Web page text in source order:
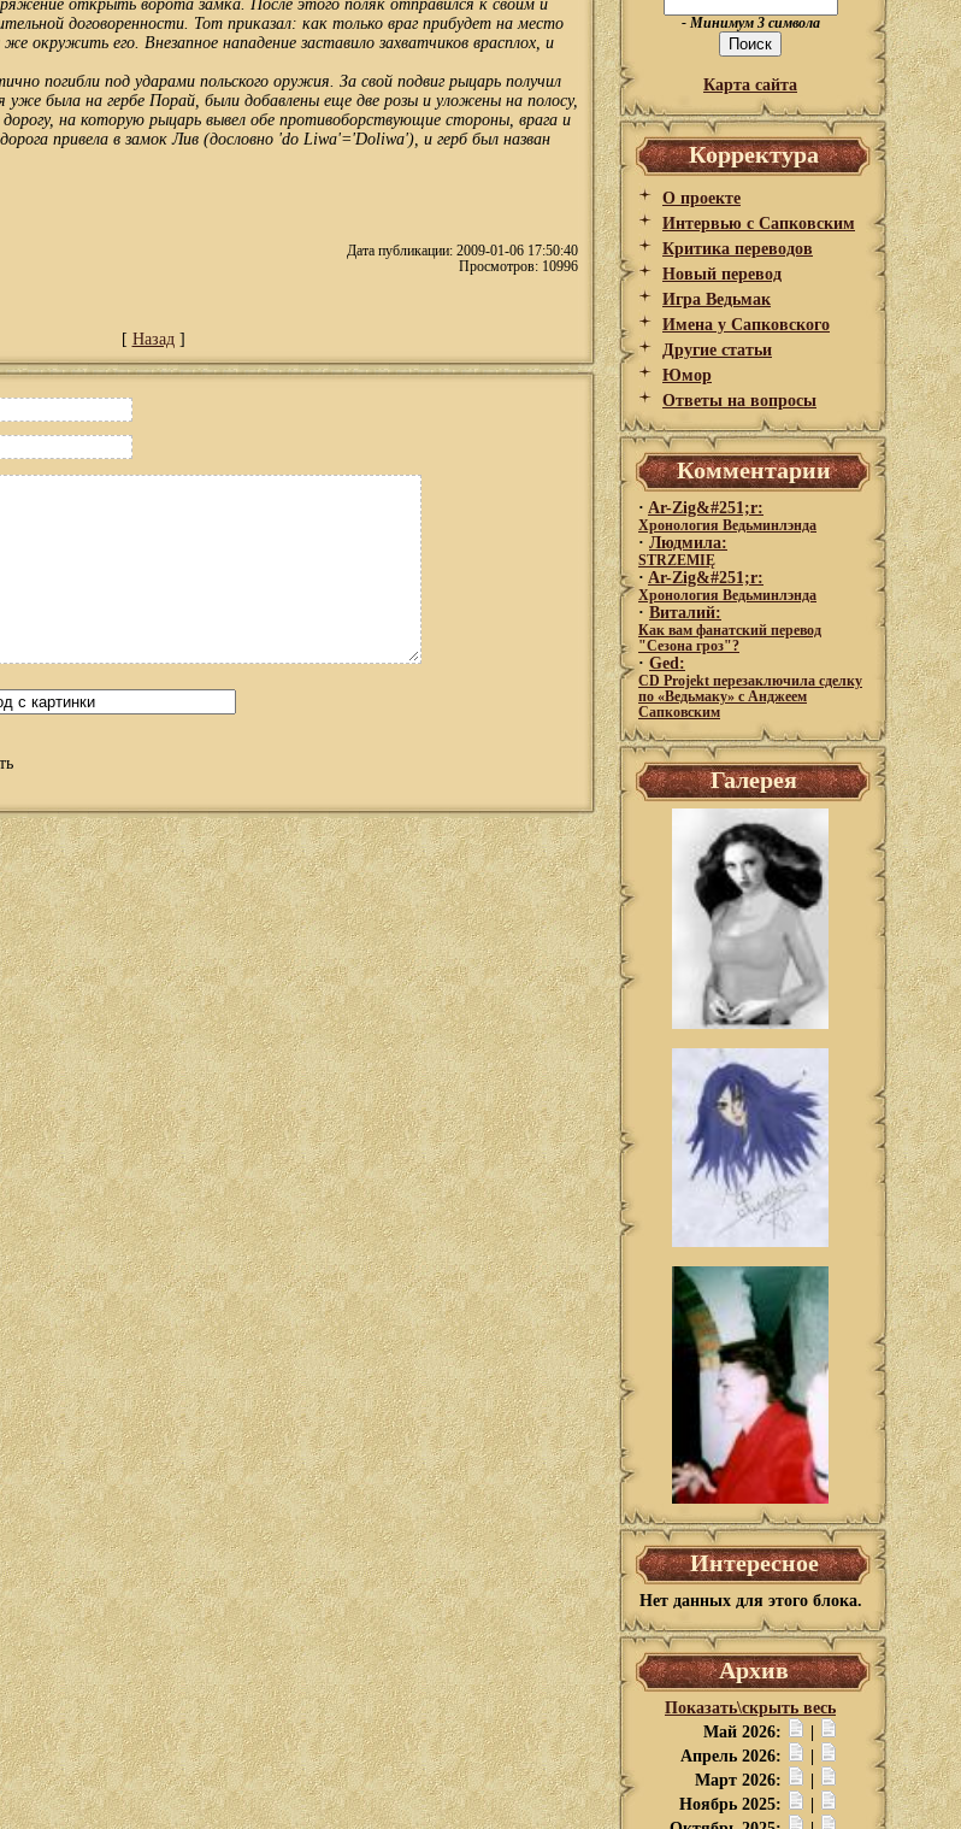
открыть ворота замка. После этого поляк отправился к своим и
договоренности. Тот приказал: как только враг прибудет на место
окружить его. Внезапное нападение заставило захватчиков врасплох, и
погибли под ударами польского оружия. За свой подвиг рыцарь получил
была на гербе Порай, были добавлены еще две розы и уложены на полосу,
на которую рыцарь вывел обе противоборствующие стороны, врага и
привела в замок Лив (дословно 'do Liwa'='Doliwa'), и герб был назван
Дата публикации: 2009-01-06 17:50:40
Просмотров: 10996
[ Назад]
- Минимум 3 символа
Карта сайта
Корректура
О проекте
Интервью с Сапковским
Критика переводов
Новый перевод
Игра Ведьмак
Имена у Сапковского
Другие статьи
Юмор
Ответы на вопросы
Комментарии
· Ar-Zig&#251;r:
Хронология Ведьминлэнда
· Людмила:
STRZEMIĘ
· Ar-Zig&#251;r:
Хронология Ведьминлэнда
· Виталий:
Как вам фанатский перевод
"Сезона гроз"?
· Ged:
CD Projekt перезаключила сделку
по «Ведьмаку» с Анджеем
Сапковским
Галерея
Интересное
Нет данных для этого блока.
Архив
Показать\скрыть весь
Май 2026:
Апрель 2026:
Март 2026:
Ноябрь 2025: